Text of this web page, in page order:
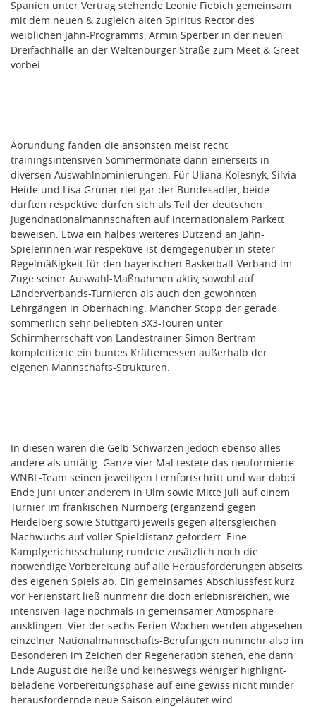
Spanien unter Vertrag stehende Leonie Fiebich gemeinsam
mit dem neuen & zugleich alten Spiritus Rector des
weiblichen Jahn-Programms, Armin Sperber in der neuen
Dreifachhalle an der Weltenburger Straße zum Meet & Greet
vorbei.
Abrundung fanden die ansonsten meist recht
trainingsintensiven Sommermonate dann einerseits in
diversen Auswahlnominierungen. Für Uliana Kolesnyk, Silvia
Heide und Lisa Grüner rief gar der Bundesadler, beide
durften respektive dürfen sich als Teil der deutschen
Jugendnationalmannschaften auf internationalem Parkett
beweisen. Etwa ein halbes weiteres Dutzend an Jahn-
Spielerinnen war respektive ist demgegenüber in steter
Regelmäßigkeit für den bayerischen Basketball-Verband im
Zuge seiner Auswahl-Maßnahmen aktiv, sowohl auf
Länderverbands-Turnieren als auch den gewohnten
Lehrgängen in Oberhaching. Mancher Stopp der gerade
sommerlich sehr beliebten 3X3-Touren unter
Schirmherrschaft von Landestrainer Simon Bertram
komplettierte ein buntes Kräftemessen außerhalb der
eigenen Mannschafts-Strukturen.
In diesen waren die Gelb-Schwarzen jedoch ebenso alles
andere als untätig. Ganze vier Mal testete das neuformierte
WNBL-Team seinen jeweiligen Lernfortschritt und war dabei
Ende Juni unter anderem in Ulm sowie Mitte Juli auf einem
Turnier im fränkischen Nürnberg (ergänzend gegen
Heidelberg sowie Stuttgart) jeweils gegen altersgleichen
Nachwuchs auf voller Spieldistanz gefordert. Eine
Kampfgerichtsschulung rundete zusätzlich noch die
notwendige Vorbereitung auf alle Herausforderungen abseits
des eigenen Spiels ab. Ein gemeinsames Abschlussfest kurz
vor Ferienstart ließ nunmehr die doch erlebnisreichen, wie
intensiven Tage nochmals in gemeinsamer Atmosphäre
ausklingen. Vier der sechs Ferien-Wochen werden abgesehen
einzelner Nationalmannschafts-Berufungen nunmehr also im
Besonderen im Zeichen der Regeneration stehen, ehe dann
Ende August die heiße und keineswegs weniger highlight-
beladene Vorbereitungsphase auf eine gewiss nicht minder
herausfordernde neue Saison eingeläutet wird.